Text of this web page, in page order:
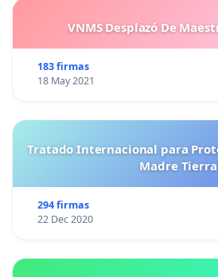
VNMS Desplazó De
183 firmas
18 May 2021
Tratado Internacional para
Madre Tierra
294 firmas
22 Dec 2020